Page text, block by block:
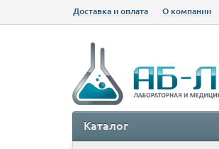
Доставка и оплата О компании
Каталог